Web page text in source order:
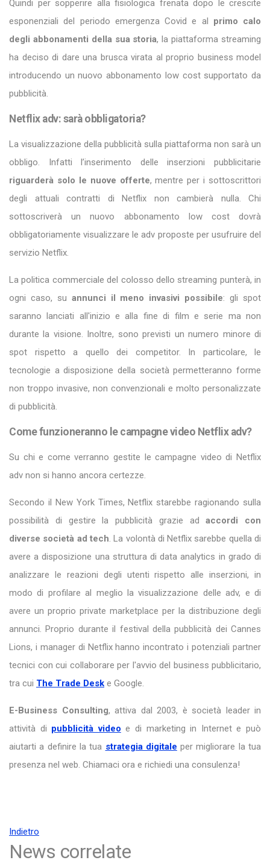
Quindi per sopperire alla fisiologica frenata dopo le crescite
esponenziali del periodo emergenza Covid e al primo calo
degli abbonamenti della sua storia, la piattaforma streaming
ha deciso di dare una brusca virata al proprio business model
introducendo un nuovo abbonamento low cost supportato da
pubblicità.
Netflix adv: sarà obbligatoria?
La visualizzazione della pubblicità sulla piattaforma non sarà un
obbligo. Infatti l’inserimento delle inserzioni pubblicitarie
riguarderà solo le nuove offerte, mentre per i sottoscrittori
degli attuali contratti di Netflix non cambierà nulla. Chi
sottoscriverà un nuovo abbonamento low cost dovrà
obbligatoriamente visualizzare le adv proposte per usufruire del
servizio Netflix.
La politica commerciale del colosso dello streaming punterà, in
ogni caso, su annunci il meno invasivi possibile: gli spot
saranno lanciati all'inizio e alla fine di film e serie ma non
durante la visione. Inoltre, sono previsti un numero minore di
spot rispetto a quello dei competitor. In particolare, le
tecnologie a disposizione della società permetteranno forme
non troppo invasive, non convenzionali e molto personalizzate
di pubblicità.
Come funzioneranno le campagne video Netflix adv?
Su chi e come verranno gestite le campagne video di Netflix
adv non si hanno ancora certezze.
Secondo il New York Times, Netflix starebbe ragionando sulla
possibilità di gestire la pubblicità grazie adaccordi con
diverse società ad tech. La volontà di Netflix sarebbe quella di
avere a disposizione una struttura di data analytics in grado di
analizzare le reazioni degli utenti rispetto alle inserzioni, in
modo di profilare al meglio la visualizzazione delle adv, e di
avere un proprio private marketplace per la distribuzione degli
annunci. Proprio durante il festival della pubblicità dei Cannes
Lions, i manager di Netflix hanno incontrato i potenziali partner
tecnici con cui collaborare per l'avvio del business pubblicitario,
tra cui The Trade Desk e Google.
E-Business Consulting, attiva dal 2003, è società leader in
attività di pubblicità video e di marketing in Internet e può
aiutarti a definire la tua strategia digitale per migliorare la tua
presenza nel web. Chiamaci ora e richiedi una consulenza!
Indietro
News correlate